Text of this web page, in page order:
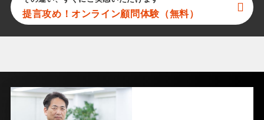
提言攻め！オンライン顧問体験（無料）